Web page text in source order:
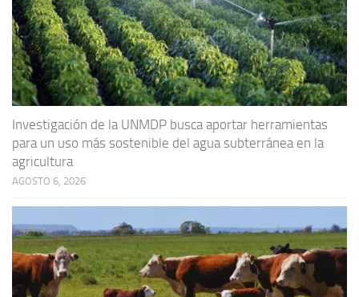
Investigación de la UNMDP busca aportar herramientas
para un uso más sostenible del agua subterránea en la
agricultura
AGOSTO 6, 2026